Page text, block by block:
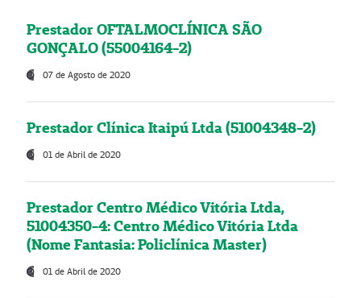
Prestador OFTALMOCLÍNICA SÃO
GONÇALO (55004164-2)
07 de Agosto de 2020
Prestador Clínica Itaipú Ltda (51004348-2)
01 de Abril de 2020
Prestador Centro Médico Vitória Ltda,
51004350-4: Centro Médico Vitória Ltda
(Nome Fantasia: Policlínica Master)
01 de Abril de 2020